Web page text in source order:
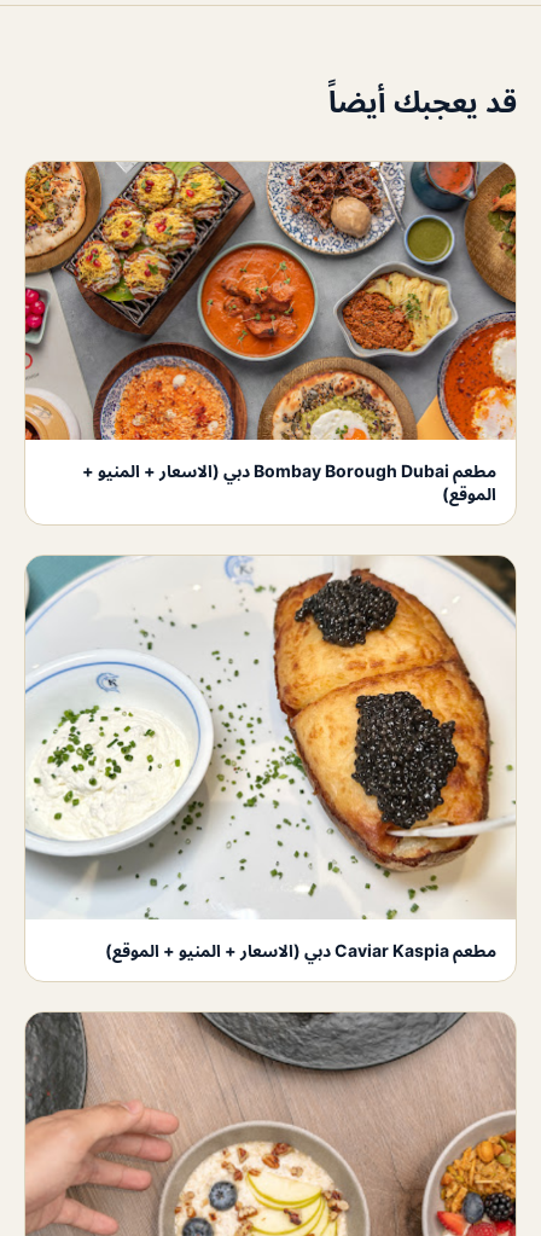
قد يعجبك أيضاً
مطعم Bombay Borough Dubai دبي (الاسعار + المنيو +
الموقع)
مطعم Caviar Kaspia دبي (الاسعار + المنيو + الموقع)